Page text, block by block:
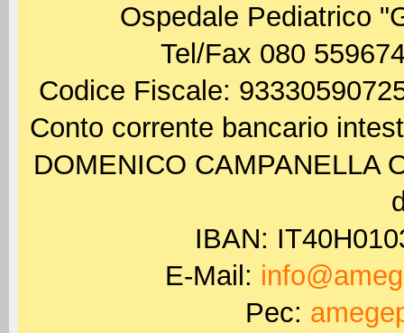
Ospedale Pediatrico
Tel/Fax 080
Codice Fiscale:
Conto corrente bancario
DOMENICO CAMPANELLA
IBAN:
E-Mail:
Pec: